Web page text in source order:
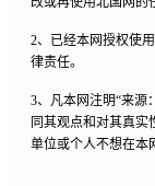
2、已经本网授权使
律责任。
3、凡本网注明“来源
同其观点和对其真
单位或个人不想在本